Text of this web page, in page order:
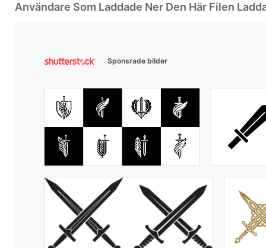
Användare Som Laddade Ner Den Här Filen
Sponsrade bilder